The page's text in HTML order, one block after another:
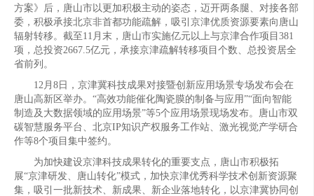
方案》后，唐山市以更加积极主动的姿态，迈开两条腿、对接各部
委，积极承接北京非首都功能疏解，吸引京津优质资源要素向唐山
辐射转移。截至11月末，唐山市实施亿元以上与京津合作项目381
项，总投资2667.5亿元，承接京津疏解转移项目个数、总投资居全
省前列。
12月8日，京津冀科技成果对接暨创新应用场景专场发布会在
唐山高新区举办。“高效功能催化陶瓷膜的制备与应用”“面向智能
制造及大数据领域的应用场景”等5个应用场景现场发布。唐山市双
碳智慧服务平台、北京IP知识产权服务工作站、激光视觉产学研合
作等8个项目集中签约。
为加快建设京津科技成果转化的重要支点，唐山市积极拓
展“京津研发、唐山转化”模式，加快京津优秀科学技术创新资源聚
集，吸引一批新技术、新成果、新企业落地转化，以京津冀协同创